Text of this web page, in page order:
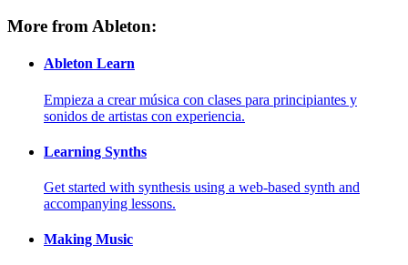
More from Ableton:
Ableton Learn
Empieza a crear música con clases para principiantes y
sonidos de artistas con experiencia.
Learning Synths
Get started with synthesis using a web-based synth and
accompanying lessons.
Making Music